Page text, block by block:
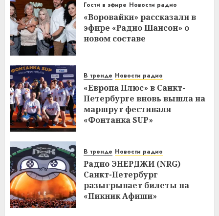
Гости в эфире Новости радио
«Воровайки» рассказали в
эфире «Радио Шансон» о
новом составе
В тренде Новости радио
«Европа Плюс» в Санкт-
Петербурге вновь вышла на
маршрут фестиваля
«Фонтанка SUP»
В тренде Новости радио
Радио ЭНЕРДЖИ (NRG)
Санкт-Петербург
разыгрывает билеты на
«Пикник Афиши»